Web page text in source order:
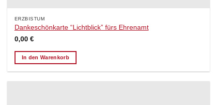
ERZBISTUM
Dankeschönkarte “Lichtblick” fürs Ehrenamt
0,00 €
In den Warenkorb